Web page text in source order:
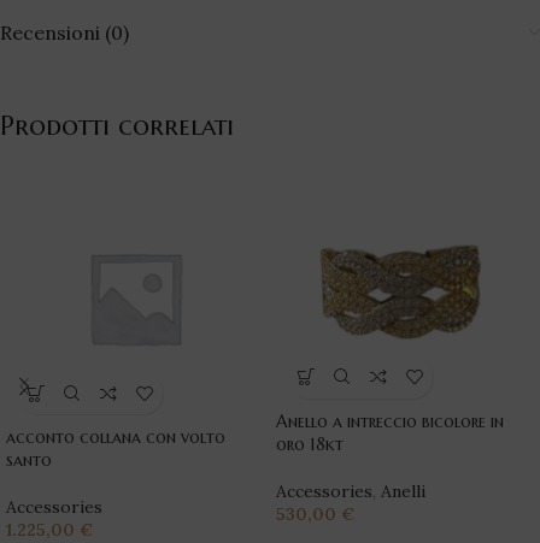
Recensioni (0)
Prodotti correlati
acconto collana con volto
santo
Accessories
1.225,00 €
Anello a intreccio bicolore in
oro 18kt
Accessories, Anelli
530,00 €